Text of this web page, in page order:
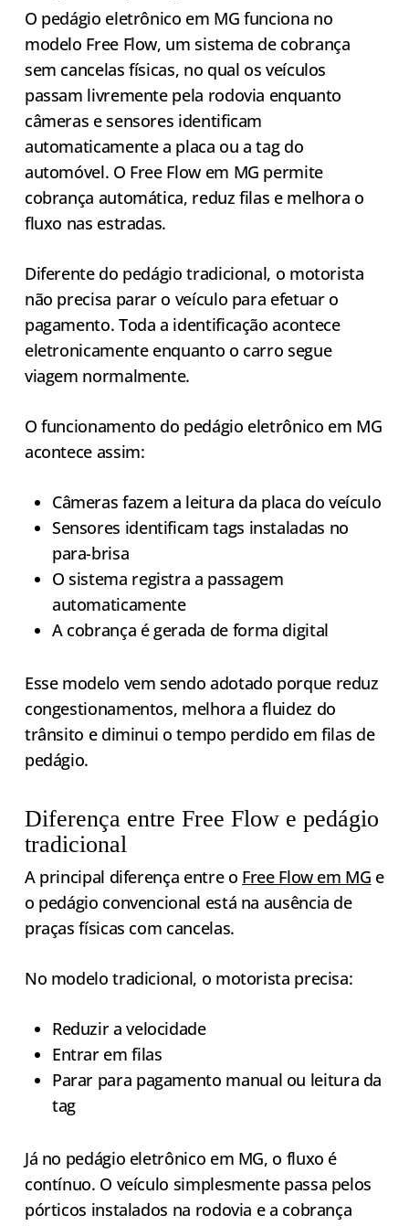
O pedágio eletrônico em MG funciona no
modelo Free Flow, um sistema de cobrança
sem cancelas físicas, no qual os veículos
passam livremente pela rodovia enquanto
câmeras e sensores identificam
automaticamente a placa ou a tag do
automóvel. O Free Flow em MG permite
cobrança automática, reduz filas e melhora o
fluxo nas estradas.
Diferente do pedágio tradicional, o motorista
não precisa parar o veículo para efetuar o
pagamento. Toda a identificação acontece
eletronicamente enquanto o carro segue
viagem normalmente.
O funcionamento do pedágio eletrônico em MG
acontece assim:
Câmeras fazem a leitura da placa do veículo
Sensores identificam tags instaladas no
para-brisa
O sistema registra a passagem
automaticamente
A cobrança é gerada de forma digital
Esse modelo vem sendo adotado porque reduz
congestionamentos, melhora a fluidez do
trânsito e diminui o tempo perdido em filas de
pedágio.
Diferença entre Free Flow e pedágio
tradicional
A principal diferença entre o Free Flow em MG e
o pedágio convencional está na ausência de
praças físicas com cancelas.
No modelo tradicional, o motorista precisa:
Reduzir a velocidade
Entrar em filas
Parar para pagamento manual ou leitura da
tag
Já no pedágio eletrônico em MG, o fluxo é
contínuo. O veículo simplesmente passa pelos
pórticos instalados na rodovia e a cobrança